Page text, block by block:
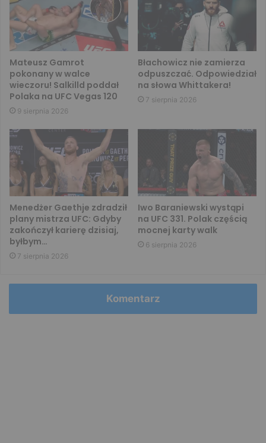
Mateusz Gamrot
pokonany w walce
wieczoru! Salkilld poddał
Polaka na UFC Vegas 120
9 sierpnia 2026
Błachowicz nie zamierza
odpuszczać. Odpowiedział
na słowa Whittakera!
7 sierpnia 2026
Menedżer Gaethje zdradził
plany mistrza UFC: Gdyby
zakończył karierę dzisiaj,
byłbym…
7 sierpnia 2026
Iwo Baraniewski wystąpi
na UFC 331. Polak częścią
mocnej karty walk
6 sierpnia 2026
Komentarz